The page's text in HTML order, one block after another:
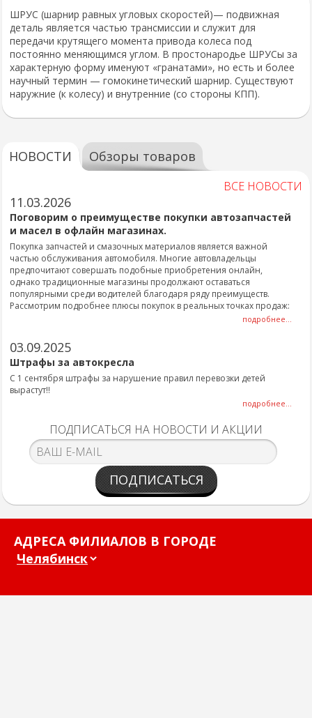
ШРУС (шарнир равных угловых скоростей)— подвижная
деталь является частью трансмиссии и служит для
передачи крутящего момента привода колеса под
постоянно меняющимся углом. В простонародье ШРУСы за
характерную форму именуют «гранатами», но есть и более
научный термин — гомокинетический шарнир. Существуют
наружние (к колесу) и внутренние (со стороны КПП).
НОВОСТИ Обзоры товаров
ВСЕ НОВОСТИ
11.03.2026
Поговорим о преимуществе покупки автозапчастей
и масел в офлайн магазинах.
Покупка запчастей и смазочных материалов является важной
частью обслуживания автомобиля. Многие автовладельцы
предпочитают совершать подобные приобретения онлайн,
однако традиционные магазины продолжают оставаться
популярными среди водителей благодаря ряду преимуществ.
Рассмотрим подробнее плюсы покупок в реальных точках продаж:
подробнее...
03.09.2025
Штрафы за автокресла
С 1 сентября штрафы за нарушение правил перевозки детей
вырастут!!
подробнее...
ПОДПИСАТЬСЯ НА НОВОСТИ И АКЦИИ
ПОДПИСАТЬСЯ
АДРЕСА ФИЛИАЛОВ В ГОРОДЕ